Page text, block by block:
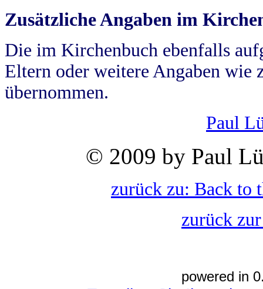
Zusätzliche Angaben im
Die im Kirchenbuch ebenfalls
Eltern oder weitere Angaben wie
übernommen.
Paul
© 2009 by Paul
zurück zu: Back to
zurück
powered in